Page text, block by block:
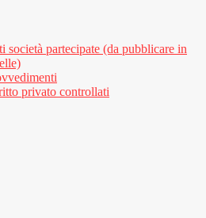
società partecipate (da pubblicare in
privato controllati